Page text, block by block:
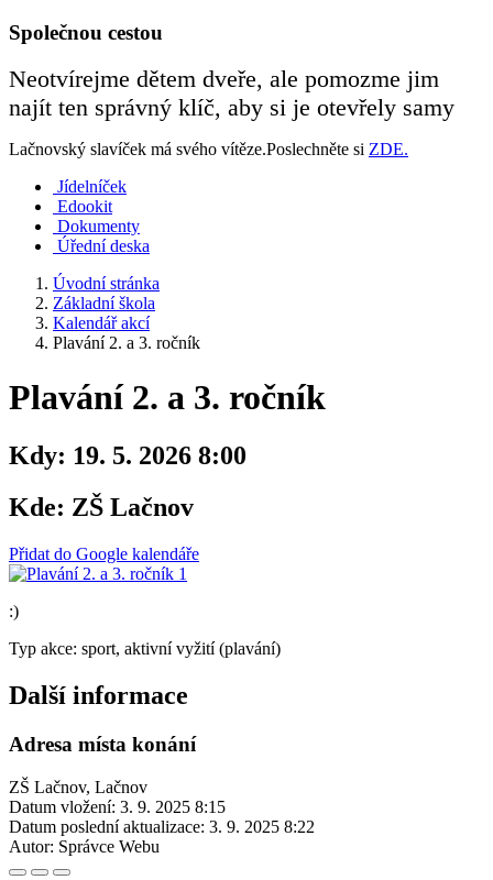
Společnou cestou
Neotvírejme dětem dveře, ale pomozme jim
najít ten správný klíč, aby si je otevřely samy
Lačnovský slavíček má svého vítěze.Poslechněte si ZDE.
Jídelníček
Edookit
Dokumenty
Úřední deska
Úvodní stránka
Základní škola
Kalendář akcí
Plavání 2. a 3. ročník
Plavání 2. a 3. ročník
Kdy: 19. 5. 2026 8:00
Kde: ZŠ Lačnov
Přidat do Google kalendáře
:)
Typ akce: sport, aktivní vyžití (plavání)
Další informace
Adresa místa konání
ZŠ Lačnov, Lačnov
Datum vložení: 3. 9. 2025 8:15
Datum poslední aktualizace: 3. 9. 2025 8:22
Autor: Správce Webu